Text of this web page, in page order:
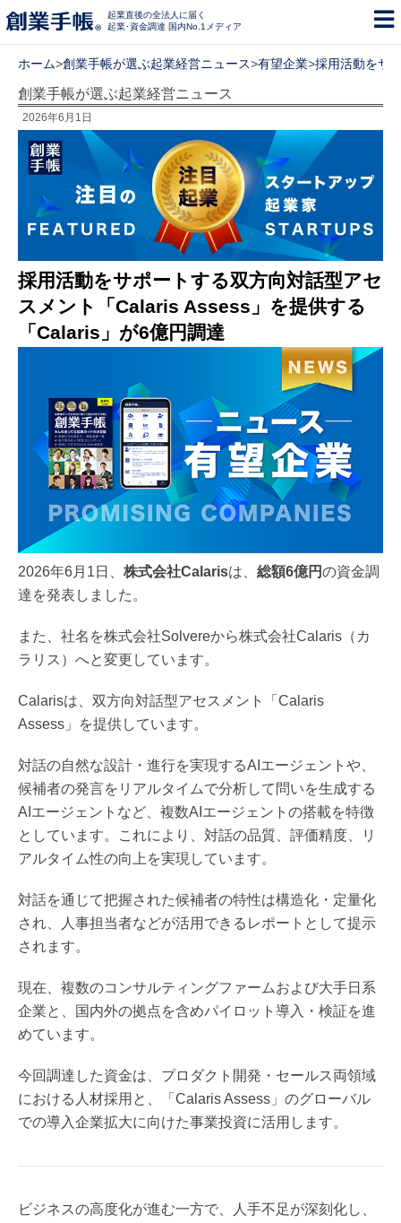
起業直後の全法人に届く
起業･資金調達 国内No.1メディア
ホーム>創業手帳が選ぶ起業経営ニュース>有望企業>採用活動をサ
創業手帳が選ぶ起業経営ニュース
2026年6月1日
採用活動をサポートする双方向対話型アセ
スメント「Calaris Assess」を提供する
「Calaris」が6億円調達
2026年6月1日、 株式会社Calarisは、 総額6億円の資金調
達を発表しました。
また、社名を株式会社Solvereから株式会社Calaris（カ
ラリス）へと変更しています。
Calarisは、双方向対話型アセスメント「Calaris
Assess」を提供しています。
対話の自然な設計・進行を実現するAIエージェントや、
候補者の発言をリアルタイムで分析して問いを生成する
AIエージェントなど、複数AIエージェントの搭載を特徴
としています。これにより、対話の品質、評価精度、リ
アルタイム性の向上を実現しています。
対話を通じて把握された候補者の特性は構造化・定量化
され、人事担当者などが活用できるレポートとして提示
されます。
現在、複数のコンサルティングファームおよび大手日系
企業と、国内外の拠点を含めパイロット導入・検証を進
めています。
今回調達した資金は、プロダクト開発・セールス両領域
における人材採用と、「Calaris Assess」のグローバル
での導入企業拡大に向けた事業投資に活用します。
ビジネスの高度化が進む一方で、人手不足が深刻化し、